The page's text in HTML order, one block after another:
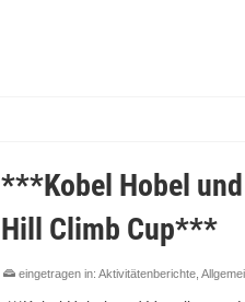
***Kobel Hobel
Hill Climb Cup***
eingetragen in:Aktivitätenberichte ,